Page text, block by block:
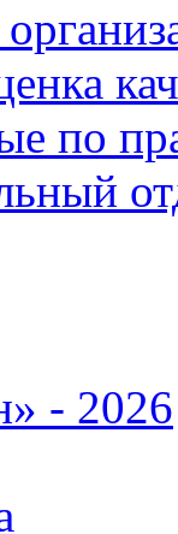
по
- 2026